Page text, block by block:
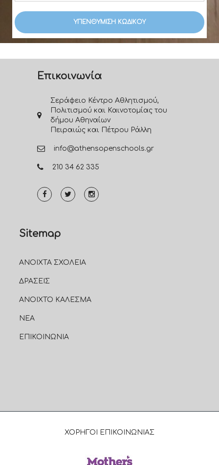
ΥΠΕΝΘΎΜΙΣΗ ΚΩΔΙΚΟΎ
Επικοινωνία
Σεράφειο Κέντρο Αθλητισμού,
Πολιτισμού και Καινοτομίας του
δήμου Αθηναίων
Πειραιώς και Πέτρου Ράλλη
info@athensopenschools.gr
210 34 62 335
Sitemap
ΑΝΟΙΧΤΑ ΣΧΟΛΕΙΑ
ΔΡΑΣΕΙΣ
ΑΝΟΙΧΤΟ ΚΑΛΕΣΜΑ
ΝΕΑ
ΕΠΙΚΟΙΝΩΝΙΑ
ΧΟΡΗΓΟΙ ΕΠΙΚΟΙΝΩΝΙΑΣ